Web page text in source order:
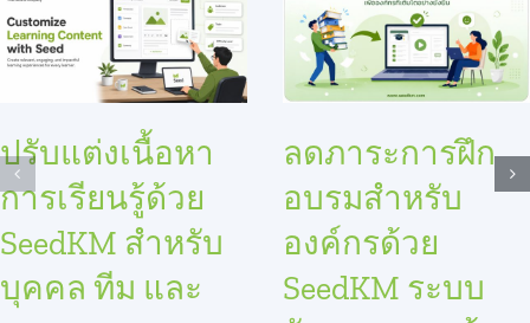
ปรับแต่งเนื้อหา
การเรียนรู้ด้วย
SeedKM สำหรับ
บุคคล ทีม และ
ลดภาระการฝึก
อบรมสำหรับ
องค์กรด้วย
SeedKM ระบบ